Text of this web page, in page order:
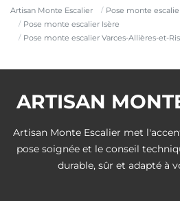
Artisan Monte Escalier
Pose monte
Pose monte escalier Isère
Pose monte escalier Varces-Allières-et-
ARTISAN
Artisan Monte Escalier met
pose soignée et le conseil
durable, sûr et adapté à